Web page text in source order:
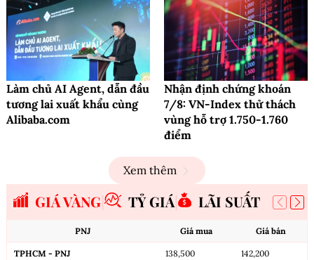
Làm chủ AI Agent, dẫn đầu
tương lai xuất khẩu cùng
Alibaba.com
Nhận định chứng khoán
7/8: VN-Index thử thách
vùng hỗ trợ 1.750-1.760
điểm
Xem thêm
GIÁ VÀNG TỶ GIÁ LÃI SUẤT
PNJ Giá mua Giá bán
TPHCM - PNJ 138,500 142,200